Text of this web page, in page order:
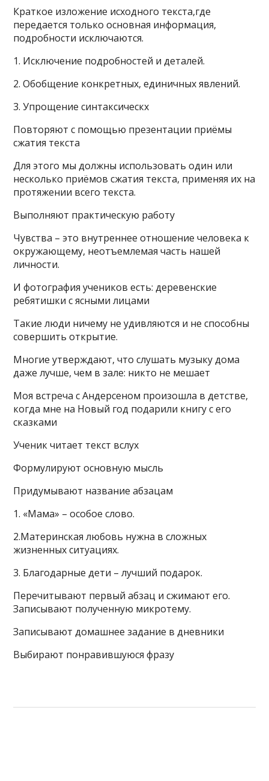
Краткое изложение исходного текста,где
передается только основная информация,
подробности исключаются.
1. Исключение подробностей и деталей.
2. Обобщение конкретных, единичных явлений.
3. Упрощение синтаксическх
Повторяют с помощью презентации приёмы
сжатия текста
Для этого мы должны использовать один или
несколько приёмов сжатия текста, применяя их на
протяжении всего текста.
Выполняют практическую работу
Чувства – это внутреннее отношение человека к
окружающему, неотъемлемая часть нашей
личности.
И фотография учеников есть: деревенские
ребятишки с ясными лицами
Такие люди ничему не удивляются и не способны
совершить открытие.
Многие утверждают, что слушать музыку дома
даже лучше, чем в зале: никто не мешает
Моя встреча с Андерсеном произошла в детстве,
когда мне на Новый год подарили книгу с его
сказками
Ученик читает текст вслух
Формулируют основную мысль
Придумывают название абзацам
1. «Мама» – особое слово.
2.Материнская любовь нужна в сложных
жизненных ситуациях.
3. Благодарные дети – лучший подарок.
Перечитывают первый абзац и сжимают его.
Записывают полученную микротему.
Записывают домашнее задание в дневники
Выбирают понравившуюся фразу